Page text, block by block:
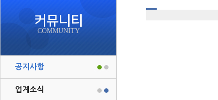
커뮤니티
COMMUNITY
공지사항
업계소식